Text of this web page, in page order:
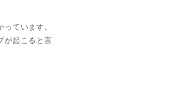
ています。
が起こると言